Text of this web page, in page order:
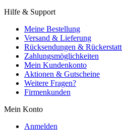
Hilfe & Support
Meine Bestellung
Versand & Lieferung
Rücksendungen &
Zahlungsmöglichkeiten
Mein Kundenkonto
Aktionen & Gutscheine
Weitere Fragen?
Firmenkunden
Mein Konto
Anmelden